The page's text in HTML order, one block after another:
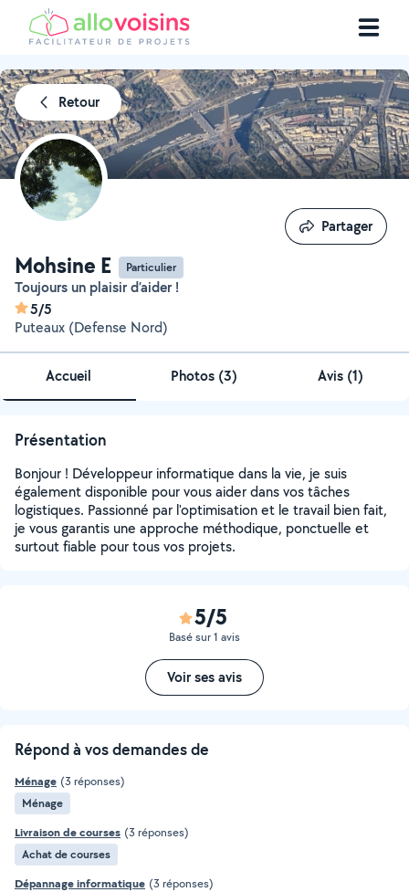
Retour
Mohsine E Particulier
Toujours un plaisir d’aider !
5/5
Puteaux (Defense Nord)
Partager
Partager
Accueil Photos (3) Avis (1)
Présentation
Bonjour ! Développeur informatique dans la vie, je suis
également disponible pour vous aider dans vos tâches
logistiques. Passionné par l'optimisation et le travail bien fait,
je vous garantis une approche méthodique, ponctuelle et
surtout fiable pour tous vos projets.
5/5
Basé sur 1 avis
Voir ses avis
Répond à vos demandes de
Ménage (3 réponses)
Ménage
Livraison de courses (3 réponses)
Achat de courses
Dépannage informatique (3 réponses)